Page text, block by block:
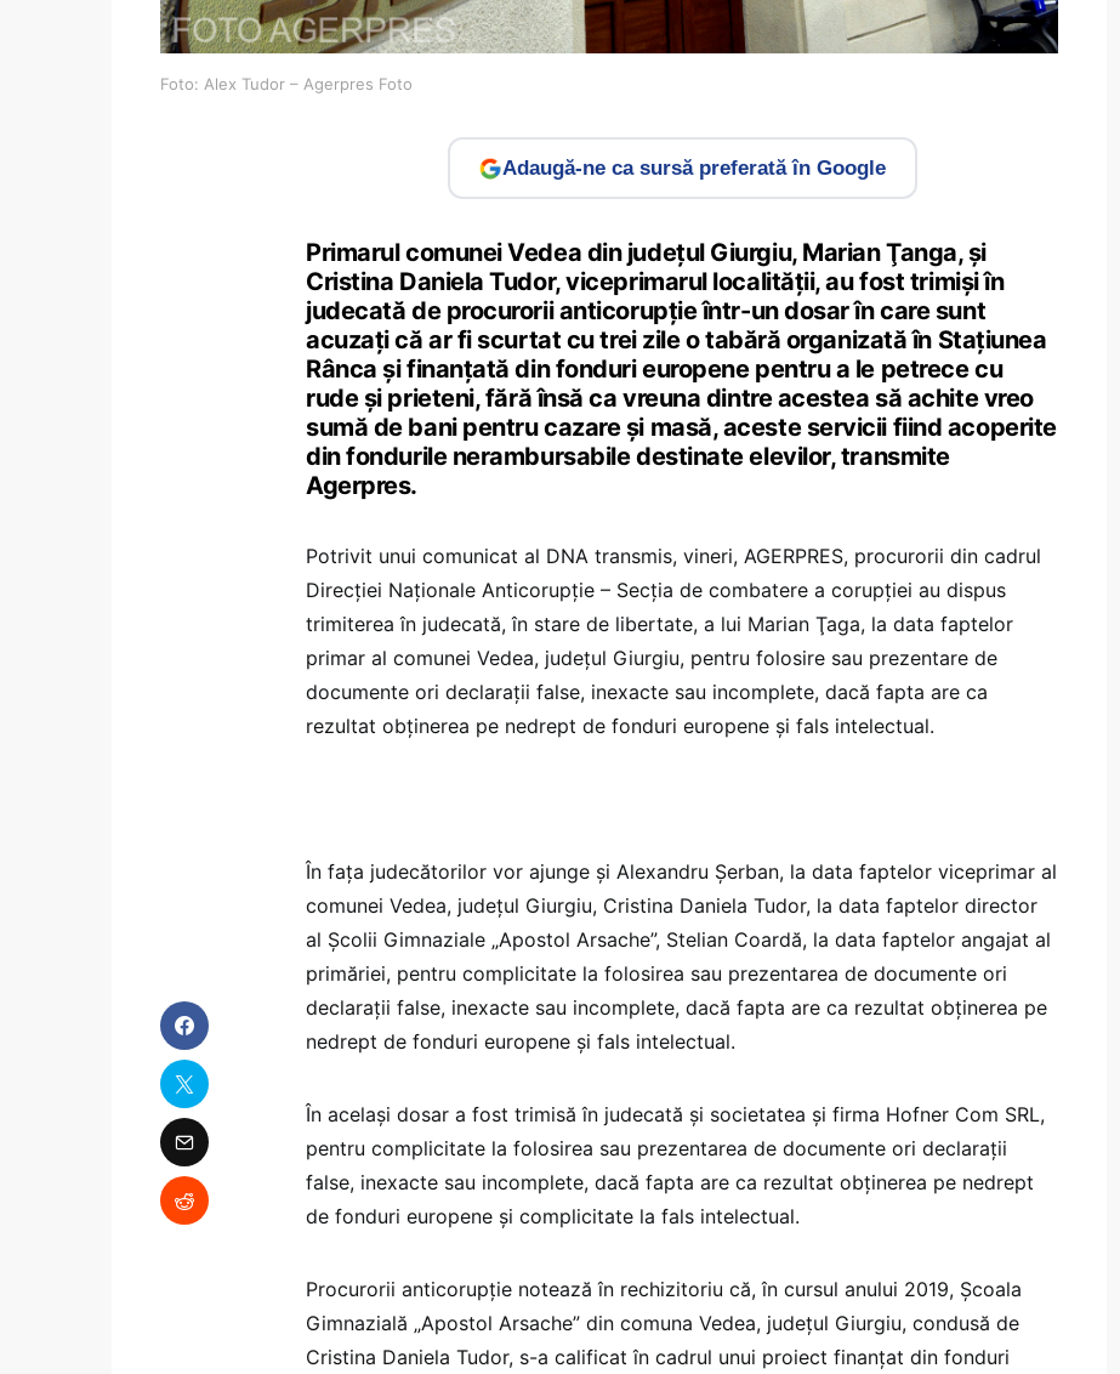
Foto: Alex Tudor – Agerpres Foto
Adaugă-ne ca sursă preferată în Google
Primarul comunei Vedea din judeţul Giurgiu, Marian Ţanga, şi
Cristina Daniela Tudor, viceprimarul localităţii, au fost trimişi în
judecată de procurorii anticorupţie într-un dosar în care sunt
acuzaţi că ar fi scurtat cu trei zile o tabără organizată în Staţiunea
Rânca şi finanţată din fonduri europene pentru a le petrece cu
rude şi prieteni, fără însă ca vreuna dintre acestea să achite vreo
sumă de bani pentru cazare şi masă, aceste servicii fiind acoperite
din fondurile nerambursabile destinate elevilor, transmite
Agerpres.
Potrivit unui comunicat al DNA transmis, vineri, AGERPRES, procurorii din cadrul
Direcţiei Naţionale Anticorupţie – Secţia de combatere a corupţiei au dispus
trimiterea în judecată, în stare de libertate, a lui Marian Ţaga, la data faptelor
primar al comunei Vedea, judeţul Giurgiu, pentru folosire sau prezentare de
documente ori declaraţii false, inexacte sau incomplete, dacă fapta are ca
rezultat obţinerea pe nedrept de fonduri europene şi fals intelectual.
În faţa judecătorilor vor ajunge şi Alexandru Şerban, la data faptelor viceprimar al
comunei Vedea, judeţul Giurgiu, Cristina Daniela Tudor, la data faptelor director
al Şcolii Gimnaziale „Apostol Arsache”, Stelian Coardă, la data faptelor angajat al
primăriei, pentru complicitate la folosirea sau prezentarea de documente ori
declaraţii false, inexacte sau incomplete, dacă fapta are ca rezultat obţinerea pe
nedrept de fonduri europene şi fals intelectual.
În acelaşi dosar a fost trimisă în judecată şi societatea şi firma Hofner Com SRL,
pentru complicitate la folosirea sau prezentarea de documente ori declaraţii
false, inexacte sau incomplete, dacă fapta are ca rezultat obţinerea pe nedrept
de fonduri europene şi complicitate la fals intelectual.
Procurorii anticorupţie notează în rechizitoriu că, în cursul anului 2019, Şcoala
Gimnazială „Apostol Arsache” din comuna Vedea, judeţul Giurgiu, condusă de
Cristina Daniela Tudor, s-a calificat în cadrul unui proiect finanţat din fonduri